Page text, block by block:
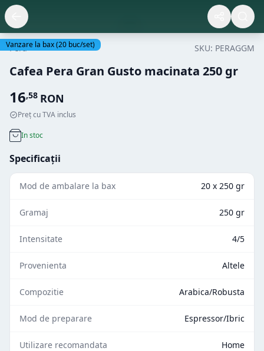
Vanzare la bax(20 buc/set)
Pera SKU: PERAGGM
Cafea Pera Gran Gusto macinata 250 gr
16,58 RON
Preț cu TVA inclus
In stoc
Specificații
Mod de ambalare la bax 20 x 250 gr
Gramaj 250 gr
Intensitate 4/5
Provenienta Altele
Compozitie Arabica/Robusta
Mod de preparare Espressor/Ibric
Utilizare recomandata Home